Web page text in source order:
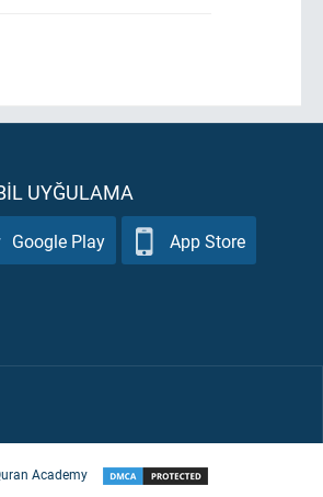
UYĞULAMA
Google Play App Store
Academy